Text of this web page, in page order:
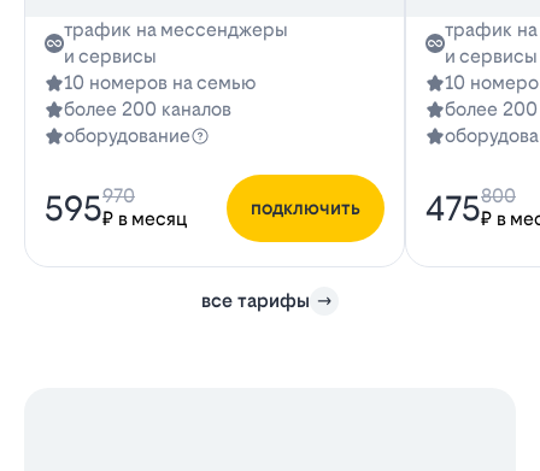
трафик на мессенджеры
и сервисы
10 номеров на семью
более 200 каналов
оборудование
595₽ в месяц
970
подключить
трафик
и сервисы
10
более 200
475₽ в
800
все тарифы